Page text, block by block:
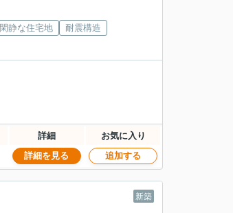
閑静な住宅地
耐震構造
詳細 お気に入り
詳細を見る 追加する
新築